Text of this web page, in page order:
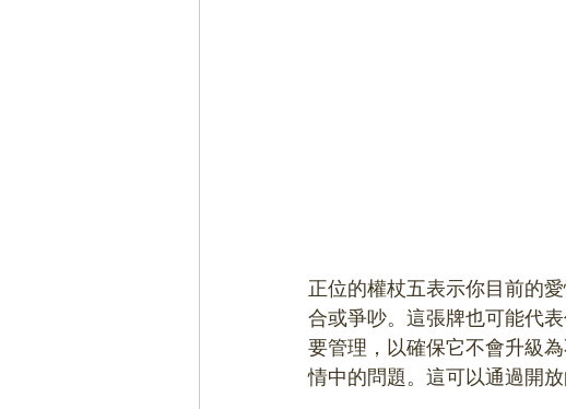
正位的權杖五表示你目前的
合或爭吵。這張牌也可能代
要管理，以確保它不會升級
情中的問題。這可以通過開放